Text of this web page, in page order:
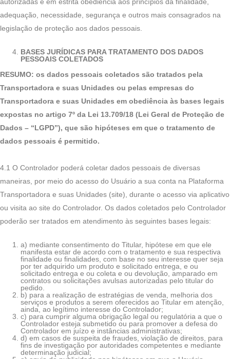
adequação, necessidade, segurança e outros mais consagrados na
legislação de proteção aos dados pessoais.
BASES JURÍDICAS PARA TRATAMENTO DOS DADOS
PESSOAIS COLETADOS
RESUMO: os dados pessoais coletados são tratados pela
Transportadora e suas Unidades ou pelas empresas do
Transportadora e suas Unidades em obediência às bases legais
expostas no artigo 7º da Lei 13.709/18 (Lei Geral de Proteção de
Dados – “LGPD”), que são hipóteses em que o tratamento de
dados pessoais é permitido.
4.1 O Controlador poderá coletar dados pessoais de diversas
maneiras, por meio do acesso do Usuário a sua conta na Plataforma
Transportadora e suas Unidades (site), durante o acesso via aplicativo
ou visita ao site do Controlador. Os dados coletados pelo Controlador
poderão ser tratados em atendimento às seguintes bases legais:
a) mediante consentimento do Titular, hipótese em que ele
manifesta estar de acordo com o tratamento e sua respectiva
finalidade ou finalidades, com base no seu interesse quer seja
por ter adquirido um produto e solicitado entrega, e ou
solicitado entrega e ou coleta e ou devolução, amparado em
contratos ou solicitações avulsas autorizadas pelo titular do
pedido.
b) para a realização de estratégias de venda, melhoria dos
serviços e produtos a serem oferecidos ao Titular em atenção,
ainda, ao legítimo interesse do Controlador;
c) para cumprir alguma obrigação legal ou regulatória a que o
Controlador esteja submetido ou para promover a defesa do
Controlador em juízo e instâncias administrativas;
d) em casos de suspeita de fraudes, violação de direitos, para
fins de investigação por autoridades competentes e mediante
determinação judicial;